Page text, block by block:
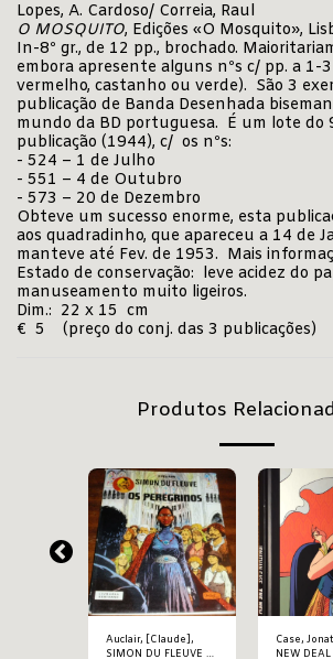
Lopes, A. Cardoso/ Correia, Raul
O MOSQUITO, Edições «O Mosquito»,
In-8º gr., de 12 pp., brochado.
embora apresente alguns nºs c/ pp. a 1-
vermelho, castanho ou verde). São 3
publicação de Banda Desenhada
mundo da BD portuguesa. É um lote do
publicação (1944), c/ os nºs:
- 524 – 1 de Julho
- 551 – 4 de Outubro
- 573 – 20 de Dezembro
Obteve um sucesso enorme, esta
aos quadradinho, que apareceu a 14 de
manteve até Fev. de 1953. Mais
Estado de conservação: leve acidez do
manuseamento muito ligeiros.
Dim.: 22 x 15 cm
€ 5 (preço do conj. das 3 publicações)
Produtos
Auclair, [Claude],
SIMON DU FLEUVE –
Case,
NEW DEAL